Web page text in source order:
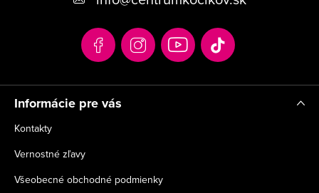
e
Informácie pre vás
Kontakty
Vernostné zľavy
Všeobecné obchodné podmienky